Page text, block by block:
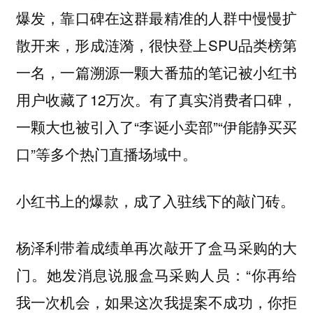
爆发，靠口碑在这群最精准的人群中慢慢扩
散开来，形成涟漪，很快登上SPU品类榜第
一名，一篇溯源一颗大番茄的笔记被小红书
用户收藏了12万次。有了真实消费者口碑，
一颗大也被引入了“李诞小卖部”“伊能静买买
口”等多个热门直播场域中。
小红书上的爆款，成了入驻线下的敲门砖。
杨泽利带着成绩单再次敲开了盒马采购的大
门。她发消息说服盒马采购人员：“你再给
我一次机会，如果这次我提案不成功，你拒